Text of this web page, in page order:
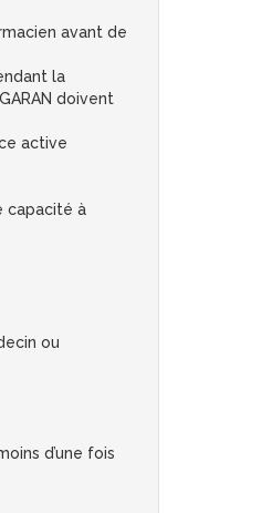
avant de
la
doivent
active
capacité à
ou
d’une fois